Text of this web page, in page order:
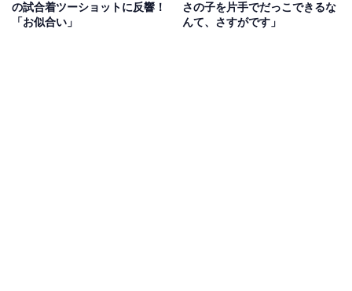
の試合着ツーショットに反響！
「お似合い」
さの子を片手でだっこできるな
んて、さすがです」